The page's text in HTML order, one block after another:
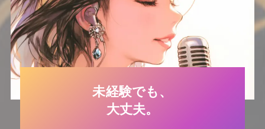
未経験でも、
大丈夫。